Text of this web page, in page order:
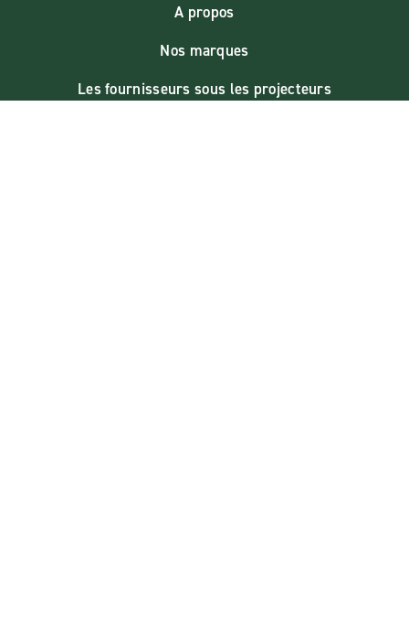
A propos
Nos marques
Les fournisseurs sous les projecteurs